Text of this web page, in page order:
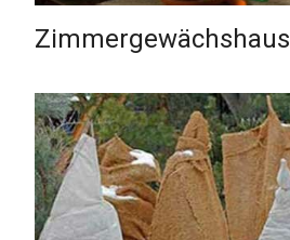
Zimmergewächshaus